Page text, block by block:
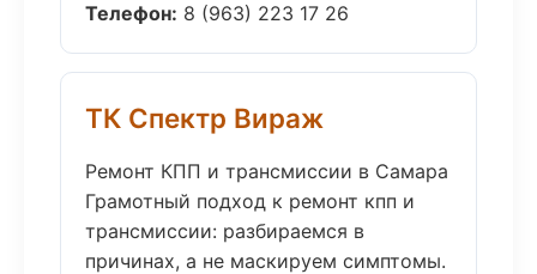
Телефон: 8 (963) 223 17 26
ТК Спектр Вираж
Ремонт КПП и трансмиссии в Самара
Грамотный подход к ремонт кпп и
трансмиссии: разбираемся в
причинах, а не маскируем симптомы.